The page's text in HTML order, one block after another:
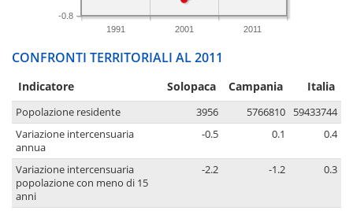
1991 2001 2011
-0.8
CONFRONTI TERRITORIALI AL 2011
Indicatore Solopaca Campania Italia
Popolazione residente 3956 5766810
59433744
Variazione intercensuaria
annua
-0.5 0.1 0.4
Variazione intercensuaria
popolazione con meno di 15
anni
-2.2 -1.2 0.3